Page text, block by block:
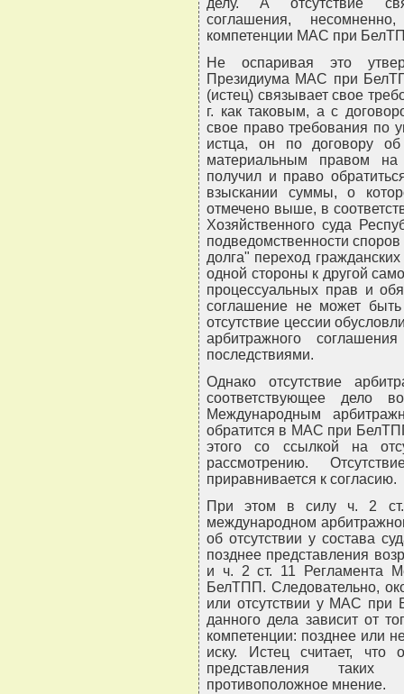
делу. А отсутствие
соглашения,
компетенции МАС при
Не оспаривая это
Президиума МАС при
(истец) связывает свое
г. как таковым, а с
свое право требования по
истца, он по договору
материальным правом
получил и право
взыскании суммы, о
отмечено выше, в
Хозяйственного суда
подведомственности
долга" переход
одной стороны к другой
процессуальных прав и
соглашение не может
отсутствие цессии
арбитражного
последствиями.
Однако отсутствие
соответствующее дело
Международным
обратится в МАС при
этого со ссылкой на
рассмотрению.
приравнивается к согласию.
При этом в силу ч. 2 ст.
международном
об отсутствии у состава
позднее представления
и ч. 2 ст. 11 Регламента
БелТПП. Следовательно,
или отсутствии у МАС при
данного дела зависит от
компетенции: позднее или
иску. Истец считает, что
представления таких
противоположное мнение.